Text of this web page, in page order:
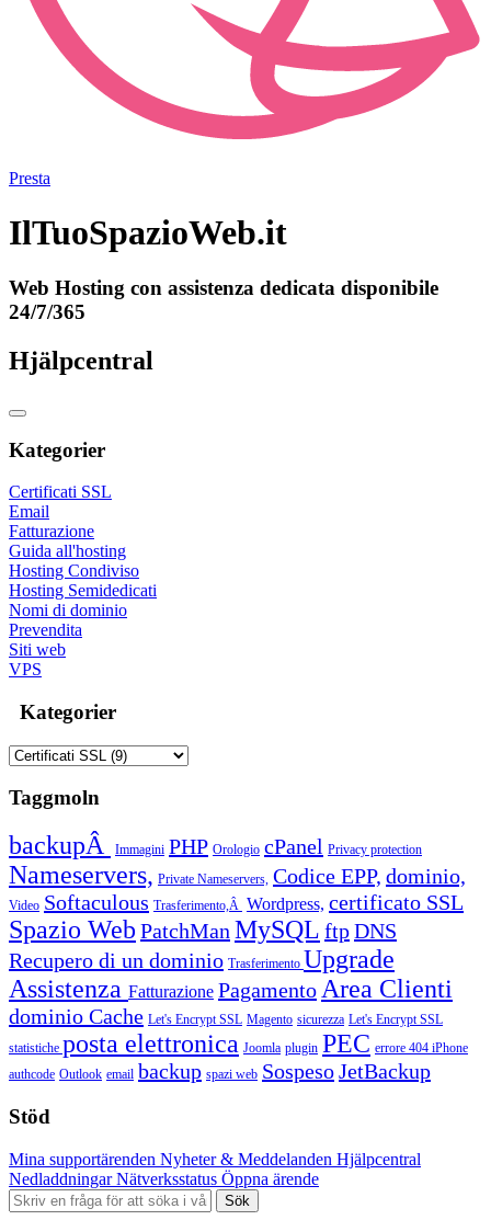
Presta
IlTuoSpazioWeb.it
Web Hosting con assistenza dedicata disponibile
24/7/365
Hjälpcentral
Kategorier
Certificati SSL
Email
Fatturazione
Guida all'hosting
Hosting Condiviso
Hosting Semidedicati
Nomi di dominio
Prevendita
Siti web
VPS
Kategorier
Taggmoln
backupÂ Immagini PHP Orologio cPanel Privacy protection
Nameservers, Private Nameservers, Codice EPP, dominio,
Video Softaculous Trasferimento,Â Wordpress, certificato SSL
Spazio Web PatchMan MySQL ftpDNS
Recupero di un dominio Trasferimento Upgrade
Assistenza Fatturazione Pagamento Area Clienti
dominio Cache Let's Encrypt SSL Magento sicurezza Let's Encrypt SSL
statistiche posta elettronica Joomla plugin PEC errore 404 iPhone
authcode Outlook email backup spazi web SospesoJetBackup
Stöd
Mina supportärenden Nyheter & Meddelanden Hjälpcentral
NedladdningarNätverksstatus Öppna ärende